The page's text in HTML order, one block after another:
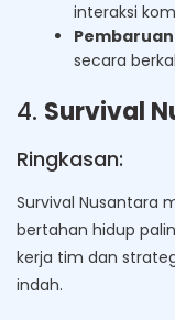
interaksi
secara
4. Survival
Ringkasan:
Survival Nusantara
bertahan hidup
kerja tim dan
indah.